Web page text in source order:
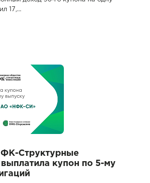
17,...
Структурные
купон по 5-му